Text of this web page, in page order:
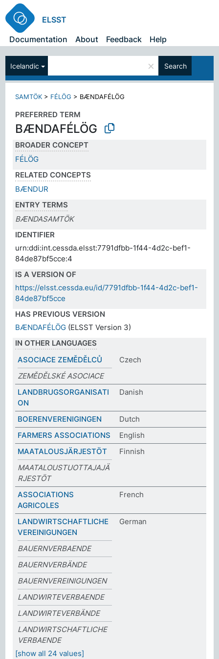
ELSST
Documentation
About Feedback Help
Icelandic × Search
SAMTÖK > FÉLÖG > BÆNDAFÉLÖG
PREFERRED TERM
BÆNDAFÉLÖG
BROADER CONCEPT
FÉLÖG
RELATED CONCEPTS
BÆNDUR
ENTRY TERMS
BÆNDASAMTÖK
IDENTIFIER
urn:ddi:int.cessda.elsst:7791dfbb-1f44-4d2c-bef1-
84de87bf5cce:4
IS A VERSION OF
https://elsst.cessda.eu/id/7791dfbb-1f44-4d2c-bef1-
84de87bf5cce
HAS PREVIOUS VERSION
BÆNDAFÉLÖG (ELSST Version 3)
IN OTHER LANGUAGES
ASOCIACE ZEMĚDĚLCŮ
Czech
ZEMĚDĚLSKÉ ASOCIACE
LANDBRUGSORGANISATI
ON
Danish
BOERENVERENIGINGEN
Dutch
FARMERS ASSOCIATIONS
English
MAATALOUSJÄRJESTÖT
Finnish
MAATALOUSTUOTTAJAJÄ
RJESTÖT
ASSOCIATIONS
AGRICOLES
French
LANDWIRTSCHAFTLICHE
VEREINIGUNGEN
German
BAUERNVERBAENDE
BAUERNVERBÄNDE
BAUERNVEREINIGUNGEN
LANDWIRTEVERBAENDE
LANDWIRTEVERBÄNDE
LANDWIRTSCHAFTLICHE
VERBAENDE
[show all 24 values]